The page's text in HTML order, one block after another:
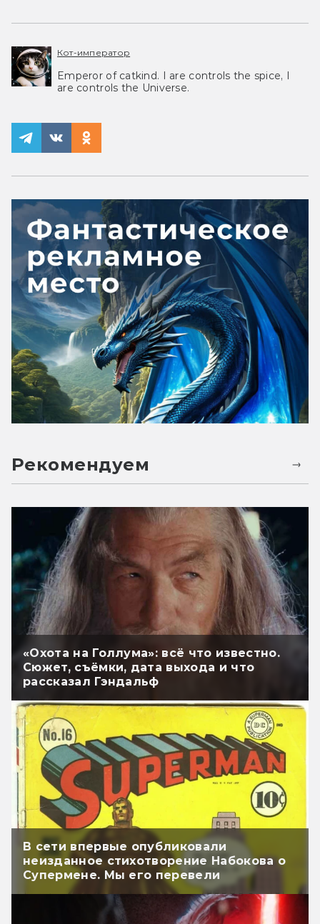
Кот-император
Emperor of catkind. I are controls the spice, I
are controls the Universe.
Рекомендуем
«Охота на Голлума»: всё что известно.
Сюжет, съёмки, дата выхода и что
рассказал Гэндальф
В сети впервые опубликовали
неизданное стихотворение Набокова о
Супермене. Мы его перевели